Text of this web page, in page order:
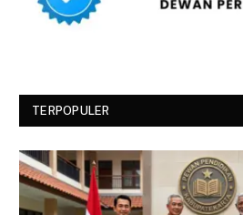
TERPOPULER